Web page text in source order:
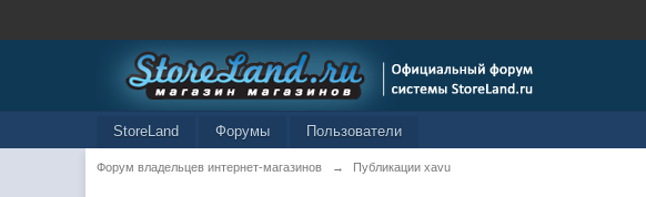
StoreLand Форумы Пользователи
Форум владельцев интернет-магазинов → Публикации xavu